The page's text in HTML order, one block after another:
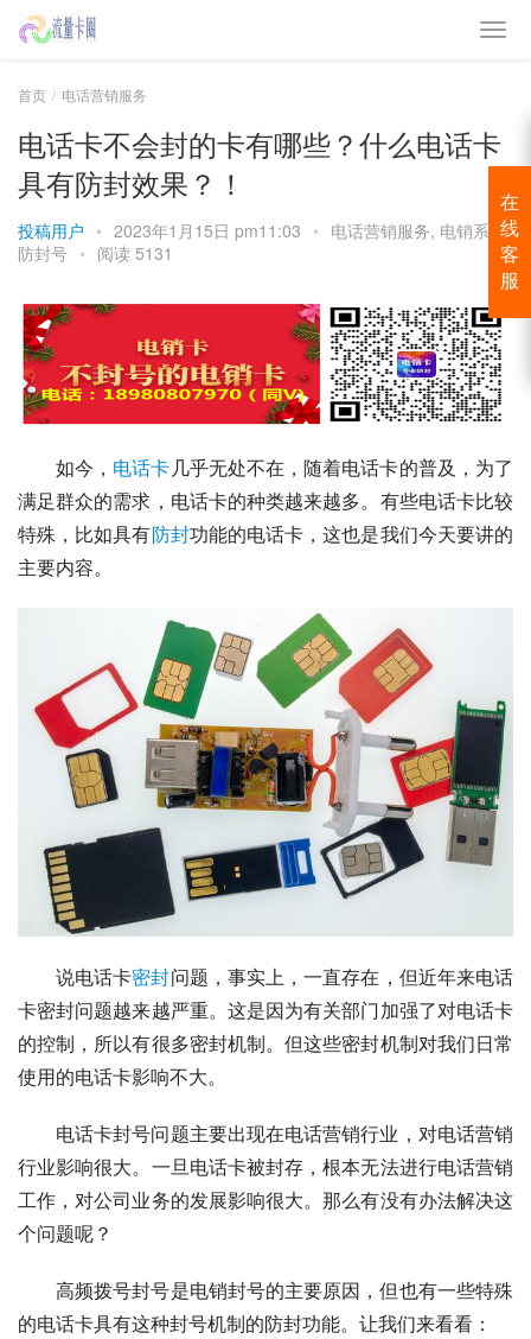
首页 电话营销服务
电话卡不会封的卡有哪些？什么电话卡
具有防封效果？！
投稿用户 • 2023年1月15日 pm11:03 • 电话营销服务, 电销系统
防封号 • 阅读 5131
如今， 电话卡几乎无处不在，随着电话卡的普及，为了
满足群众的需求，电话卡的种类越来越多。有些电话卡比较
特殊，比如具有防封功能的电话卡，这也是我们今天要讲的
主要内容。
说电话卡密封问题，事实上，一直存在，但近年来电话
卡密封问题越来越严重。这是因为有关部门加强了对电话卡
的控制，所以有很多密封机制。但这些密封机制对我们日常
使用的电话卡影响不大。
电话卡封号问题主要出现在电话营销行业，对电话营销
行业影响很大。一旦电话卡被封存，根本无法进行电话营销
工作，对公司业务的发展影响很大。那么有没有办法解决这
个问题呢？
高频拨号封号是电销封号的主要原因，但也有一些特殊
的电话卡具有这种封号机制的防封功能。让我们来看看：
在
线
客
服